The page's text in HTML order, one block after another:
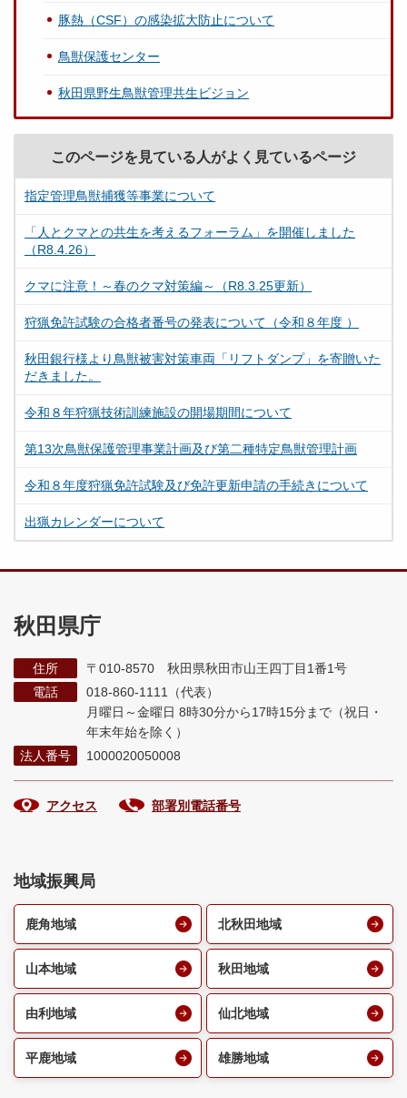
豚熱（CSF）の感染拡大防止について
鳥獣保護センター
秋田県野生鳥獣管理共生ビジョン
このページを見ている人がよく見ているページ
指定管理鳥獣捕獲等事業について
「人とクマとの共生を考えるフォーラム」を開催しました
（R8.4.26）
クマに注意！～春のクマ対策編～（R8.3.25更新）
狩猟免許試験の合格者番号の発表について（令和８年度 ）
秋田銀行様より鳥獣被害対策車両「リフトダンプ」を寄贈いた
だきました。
令和８年狩猟技術訓練施設の開場期間について
第13次鳥獣保護管理事業計画及び第二種特定鳥獣管理計画
令和８年度狩猟免許試験及び免許更新申請の手続きについて
出猟カレンダーについて
秋田県庁
住所
〒010-8570 秋田県秋田市山王四丁目1番1号
電話
018-860-1111（代表）
月曜日～金曜日 8時30分から17時15分まで （祝日・
年末年始を除く）
法人番号
1000020050008
アクセス 部署別電話番号
地域振興局
鹿角地域 北秋田地域
山本地域 秋田地域
由利地域 仙北地域
平鹿地域 雄勝地域